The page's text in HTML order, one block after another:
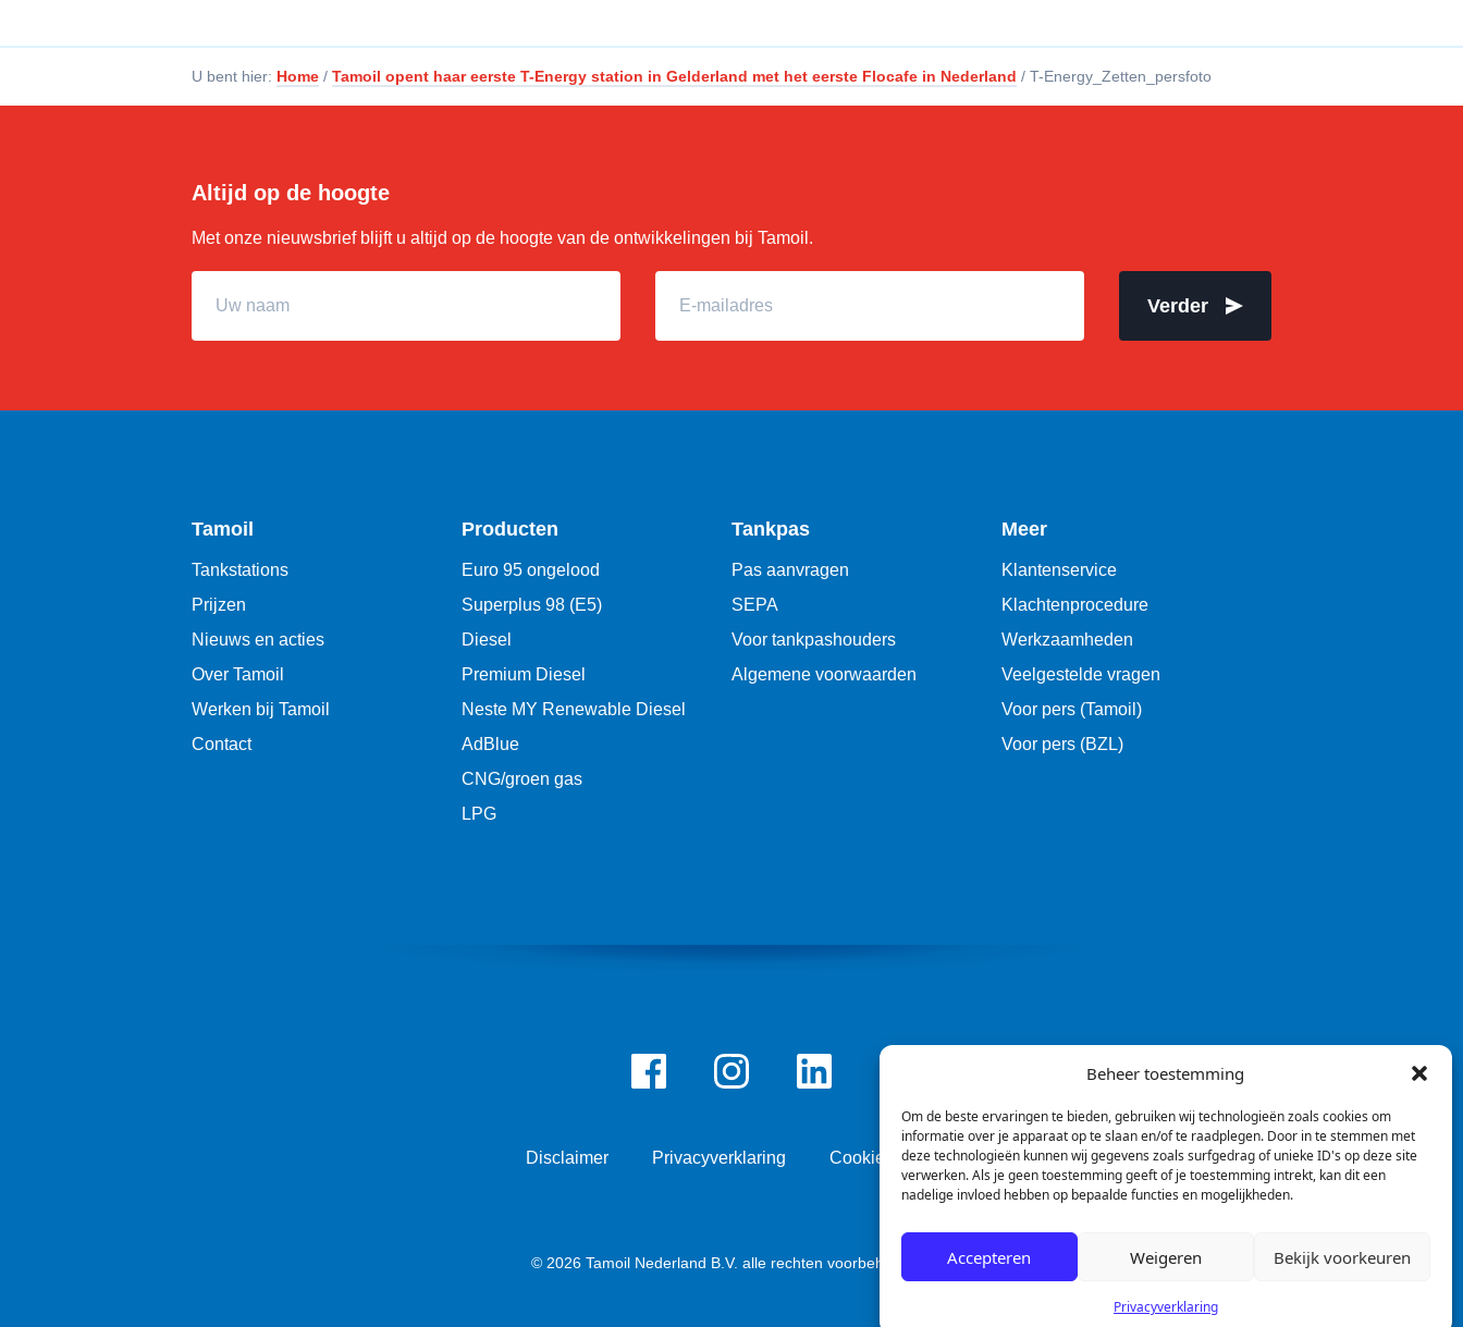
Beheer toestemming
Om de beste ervaringen te bieden, gebruiken wij technologieën zoals cookies om
informatie over je apparaat op te slaan en/of te raadplegen. Door in te stemmen met
deze technologieën kunnen wij gegevens zoals surfgedrag of unieke ID's op deze site
verwerken. Als je geen toestemming geeft of je toestemming intrekt, kan dit een
nadelige invloed hebben op bepaalde functies en mogelijkheden.
Accepteren Weigeren Bekijk voorkeuren
Privacyverklaring
U bent hier: Home / Tamoil opent haar eerste T-Energy station in Gelderland met het eerste Flocafe in Nederland / T-Energy_Zetten_persfoto
Altijd op de hoogte
Met onze nieuwsbrief blijft u altijd op de hoogte van de ontwikkelingen bij Tamoil.
Verder
Tamoil
Tankstations
Prijzen
Nieuws en acties
Over Tamoil
Werken bij Tamoil
Contact
Producten
Euro 95 ongelood
Superplus 98 (E5)
Diesel
Premium Diesel
Neste MY Renewable Diesel
AdBlue
CNG/groen gas
LPG
Tankpas
Pas aanvragen
SEPA
Voor tankpashouders
Algemene voorwaarden
Meer
Klantenservice
Klachtenprocedure
Werkzaamheden
Veelgestelde vragen
Voor pers (Tamoil)
Voor pers (BZL)
Facebook Instagram LinkedIn
Disclaimer Privacyverklaring Cookie beleid
© 2026 Tamoil Nederland B.V. alle rechten voorbehouden.